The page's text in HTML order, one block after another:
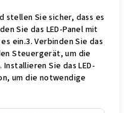
stellen Sie sicher, dass es
Sie das LED-Panel mit
ein.3. Verbinden Sie das
Steuergerät, um die
Sie das LED-
um die notwendige